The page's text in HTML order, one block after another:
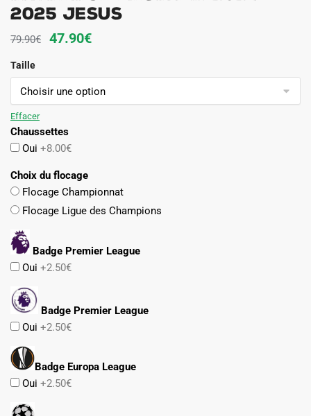
2025 Jesus
79.90€
Le
initial
était :
47.90€Le
actuel
est :
Taille
Effacer
Chaussettes
Oui +8.00€
Choix du flocage
Flocage Championnat
Flocage Ligue des Champions
Badge Premier League
Oui +2.50€
Badge Premier League
Oui +2.50€
Badge Europa League
Oui +2.50€